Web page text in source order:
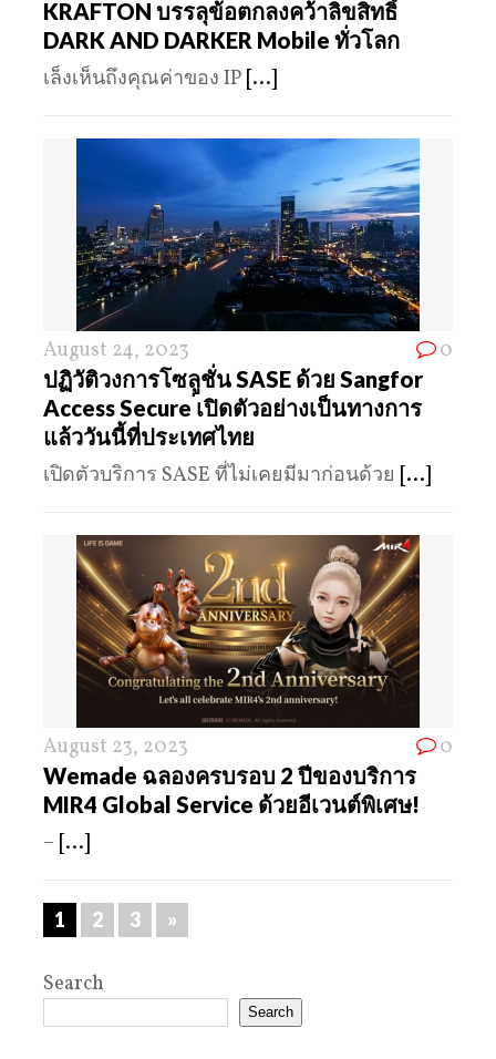
KRAFTON บรรลุข้อตกลงคว้าลิขสิทธิ์
DARK AND DARKER Mobile ทั่วโลก
เล็งเห็นถึงคุณค่าของ IP [...]
August 24, 2023 0
ปฏิวัติวงการโซลูชั่น SASE ด้วย Sangfor
Access Secure ่เปิดตัวอย่างเป็นทางการ
แล้ววันนี้ที่ประเทศไทย
เปิดตัวบริการ SASE ที่ไม่เคยมีมาก่อนด้วย [...]
August 23, 2023 0
Wemade ฉลองครบรอบ 2 ปีของบริการ
MIR4 Global Service ด้วยอีเวนต์พิเศษ!
– [...]
1 2 3 »
Search
Search